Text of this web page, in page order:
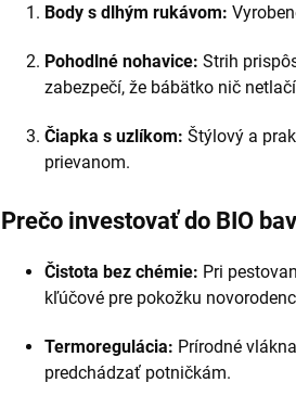
Body s dlhým rukávom:
Pohodlné nohavice: Strih
zabezpečí, že bábätko nič
Čiapka s uzlíkom: Štýlový a
prievanom.
Prečo investovať do BIO
Čistota bez chémie: Pri
kľúčové pre pokožku
Termoregulácia: Prírodné
predchádzať potničkám.